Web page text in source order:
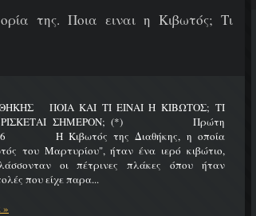
της. Ποια ειναι η Κιβωτός; Τι
ΠΟΙΑ ΚΑΙ ΤΙ ΕΙΝΑΙ Η ΚΙΒΩΤΟΣ; ΤΙ
ΒΡΙΣΚΕΤΑΙ ΣΗΜΕΡΟΝ; (*) Πρώτη
Η Κιβωτός της Διαθήκης, η οποία
του Μαρτυρίου", ήταν ένα ιερό κιβώτιο,
οι πέτρινες πλάκες όπου ήταν
που είχε παρα...
»